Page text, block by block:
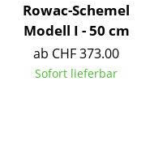
Rowac-Schemel
Modell I - 50 cm
ab CHF 373.00
Sofort lieferbar